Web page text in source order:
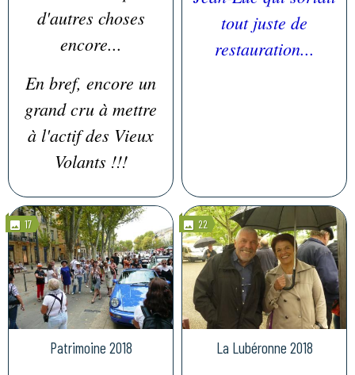
d'autres choses
encore...
En bref, encore un
grand cru à mettre
à l'actif des Vieux
Volants !!!
tout juste de
restauration...
17
Patrimoine 2018
22
La Lubéronne 2018